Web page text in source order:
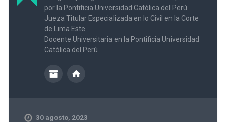
por la Pontificia Universidad Católica del Perú.
Jueza Titular Especializada en lo Civil en la Corte
de Lima Este
Docente Universitaria en la Pontificia Universidad
Católica del Perú
30 agosto, 2023